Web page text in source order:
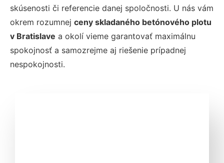
skúsenosti či referencie danej spoločnosti. U nás vám
okrem rozumnej ceny skladaného betónového plotu
v Bratislave a okolí vieme garantovať maximálnu
spokojnosť a samozrejme aj riešenie prípadnej
nespokojnosti.